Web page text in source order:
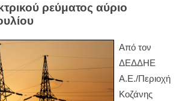
ρεύματος αύριο
Από τον
ΔΕΔΔΗΕ
Α.Ε./Περιοχή
Κοζάνης